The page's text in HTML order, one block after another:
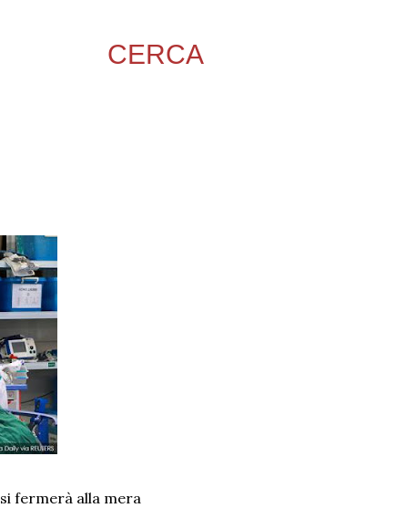
CERCA
fermerà alla mera